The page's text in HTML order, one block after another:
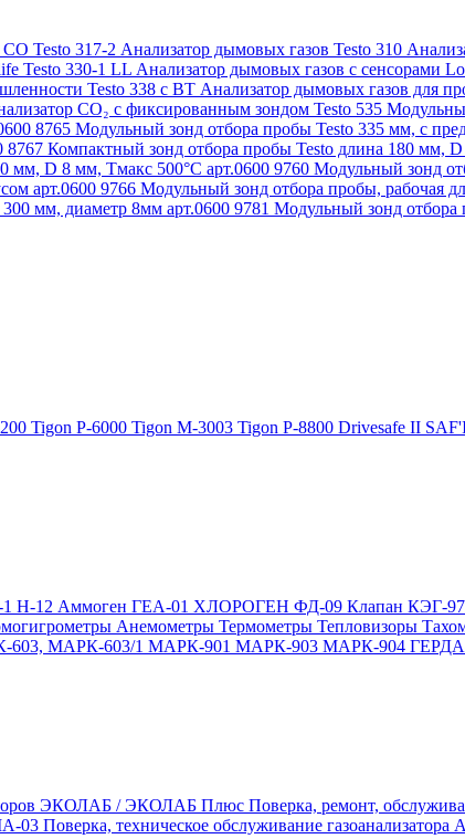
Testo 317-2 Анализатор дымовых газов Testo 310
Testo 330-1 LL Анализатор дымовых газов с сенсорами
Testo 338 с BT Анализатор дымовых газов для
СО₂ с фиксированным зондом Testo 535
8765 Модульный зонд отбора пробы Testo 335 мм, с
8767 Компактный зонд отбора пробы Testo длина 180 мм,
мм, D 8 мм, Tмакс 500°С арт.0600 9760 Модульный зонд
арт.0600 9766 Модульный зонд отбора пробы, рабочая
мм, диаметр 8мм арт.0600 9781 Модульный зонд
Tigon P-6000 Tigon M-3003 Tigon P-8800 Drivesafe II
Н-12 Аммоген ГЕА-01 ХЛОРОГЕН ФД-09 Клапан КЭГ-
Анемометры Термометры Тепловизоры
МАРК-603/1 МАРК-901 МАРК-903 МАРК-904
ЭКОЛАБ / ЭКОЛАБ Плюс Поверка, ремонт,
03 Поверка, техническое обслуживание